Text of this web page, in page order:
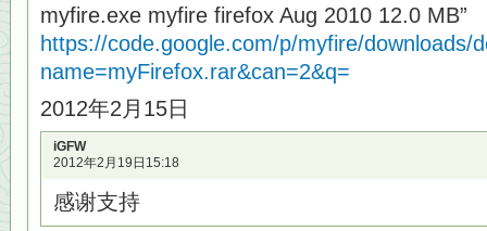
myfire.exe myfire firefox Aug 2010 12.0 MB”
https://code.google.com/p/myfire/downloads/
name=myFirefox.rar&can=2&q=
2012年2月15日
iGFW
2012年2月19日15:18
感谢支持